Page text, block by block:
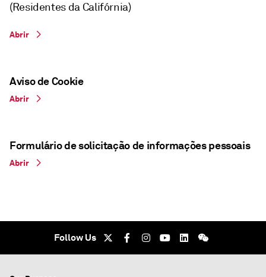
(Residentes da Califórnia)
Abrir
Aviso de Cookie
Abrir
Formulário de solicitação de informações pessoais
Abrir
Follow Us